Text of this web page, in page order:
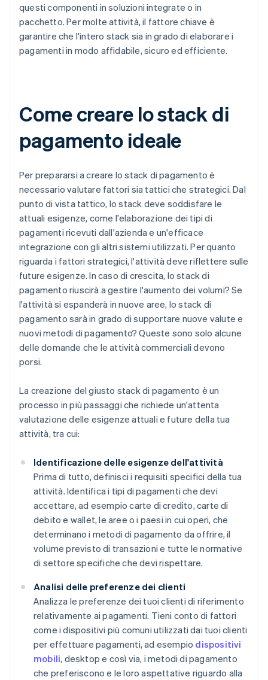
questi componenti in soluzioni integrate o in
pacchetto. Per molte attività, il fattore chiave è
garantire che l'intero stack sia in grado di elaborare i
pagamenti in modo affidabile, sicuro ed efficiente.
Come creare lo stack di
pagamento ideale
Per prepararsi a creare lo stack di pagamento è
necessario valutare fattori sia tattici che strategici. Dal
punto di vista tattico, lo stack deve soddisfare le
attuali esigenze, come l'elaborazione dei tipi di
pagamenti ricevuti dall'azienda e un'efficace
integrazione con gli altri sistemi utilizzati. Per quanto
riguarda i fattori strategici, l'attività deve riflettere sulle
future esigenze. In caso di crescita, lo stack di
pagamento riuscirà a gestire l'aumento dei volumi? Se
l'attività si espanderà in nuove aree, lo stack di
pagamento sarà in grado di supportare nuove valute e
nuovi metodi di pagamento? Queste sono solo alcune
delle domande che le attività commerciali devono
porsi.
La creazione del giusto stack di pagamento è un
processo in più passaggi che richiede un'attenta
valutazione delle esigenze attuali e future della tua
attività, tra cui:
Identificazione delle esigenze dell'attività
Prima di tutto, definisci i requisiti specifici della tua
attività. Identifica i tipi di pagamenti che devi
accettare, ad esempio carte di credito, carte di
debito e wallet, le aree o i paesi in cui operi, che
determinano i metodi di pagamento da offrire, il
volume previsto di transazioni e tutte le normative
di settore specifiche che devi rispettare.
Analisi delle preferenze dei clienti
Analizza le preferenze dei tuoi clienti di riferimento
relativamente ai pagamenti. Tieni conto di fattori
come i dispositivi più comuni utilizzati dai tuoi clienti
per effettuare pagamenti, ad esempio dispositivi
mobili, desktop e così via, i metodi di pagamento
che preferiscono e le loro aspettative riguardo alla